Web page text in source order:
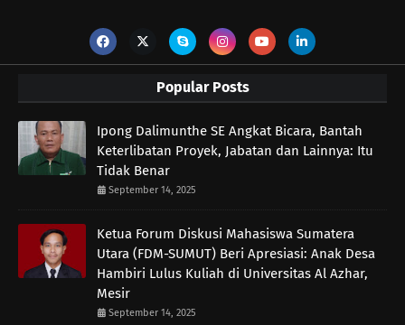
Popular Posts
Ipong Dalimunthe SE Angkat Bicara, Bantah
Keterlibatan Proyek, Jabatan dan Lainnya: Itu
Tidak Benar
September 14, 2025
Ketua Forum Diskusi Mahasiswa Sumatera
Utara (FDM-SUMUT) Beri Apresiasi: Anak Desa
Hambiri Lulus Kuliah di Universitas Al Azhar,
Mesir
September 14, 2025